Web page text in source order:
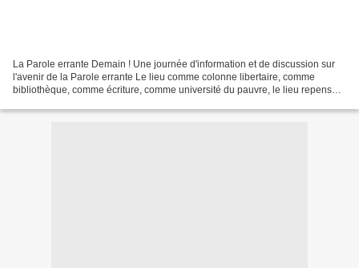
La Parole errante Demain ! Une journée d'information et de discussion sur
l'avenir de la Parole errante Le lieu comme colonne libertaire, comme
bibliothèque, comme écriture, comme université du pauvre, le lieu repensé